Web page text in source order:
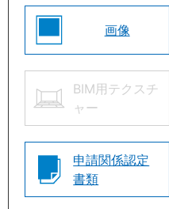
画像
BIM用テクスチ
ャー
申請関係認定
書類